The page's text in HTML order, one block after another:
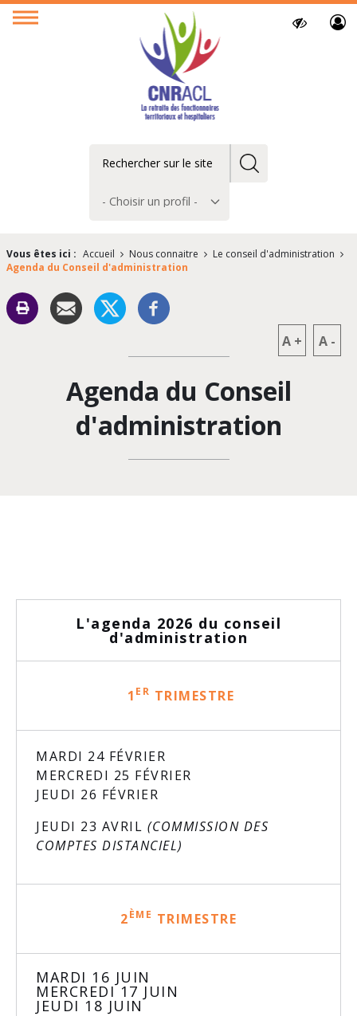
Paramètres
profil
Ouvrir
Vous êtes ici : Accueil Nous connaitre
Le conseil d'administration
Agenda du Conseil d'administration
A + A -
Agenda du Conseil
d'administration
L'agenda 2026 du conseil
d'administration
1 ER TRIMESTRE
MARDI 24 FÉVRIER
MERCREDI 25 FÉVRIER
JEUDI 26 FÉVRIER
JEUDI 23 AVRIL (COMMISSION DES
COMPTES DISTANCIEL)
2ÈME TRIMESTRE
MARDI 16 JUIN
MERCREDI 17 JUIN
JEUDI 18 JUIN